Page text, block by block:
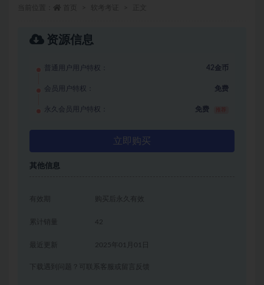
资源信息
普通用户用户特权： 42金币
会员用户特权： 免费
永久会员用户特权： 免费
立即购买
其他信息
有效期 购买后永久有效
累计销量 42
2025年01月01日
下载遇到问题？可联系客服或留言反馈